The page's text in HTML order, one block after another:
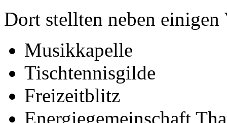
Dort stellten neben einigen
Musikkapelle
Tischtennisgilde
Freizeitblitz
Energiegemeinschaft